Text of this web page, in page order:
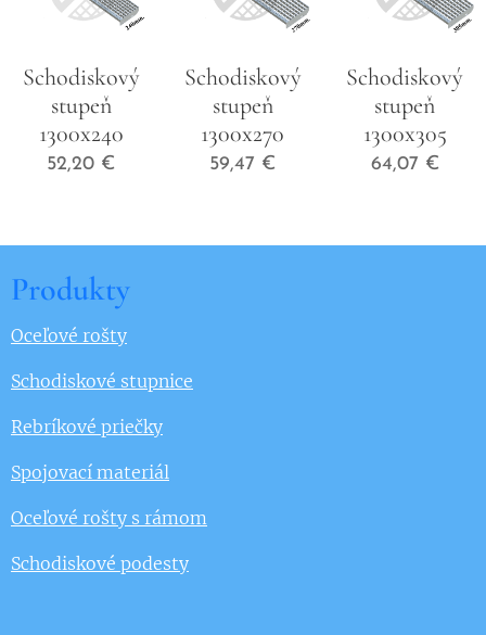
Schodiskový
stupeň
1300x240
52,20 €
Schodiskový
stupeň
1300x270
59,47 €
Schodiskový
stupeň
1300x305
64,07 €
Produkty
Oceľové rošty
Schodiskové stupnice
Rebríkové priečky
Spojovací materiál
Oceľové rošty s rámom
Schodiskové podesty